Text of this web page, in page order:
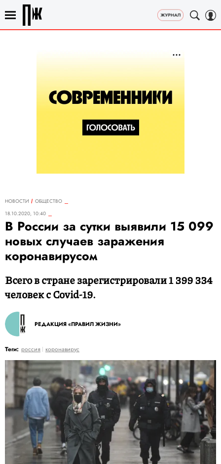
НОВОСТИ
ОБЩЕСТВО
18.10.2020, 10:40
В России за сутки выявили 15 099
новых случаев заражения
коронавирусом
Всего в стране зарегистрировали 1 399 334
человек с Covid-19.
РЕДАКЦИЯ «ПРАВИЛ ЖИЗНИ»
Теги: россия коронавирус